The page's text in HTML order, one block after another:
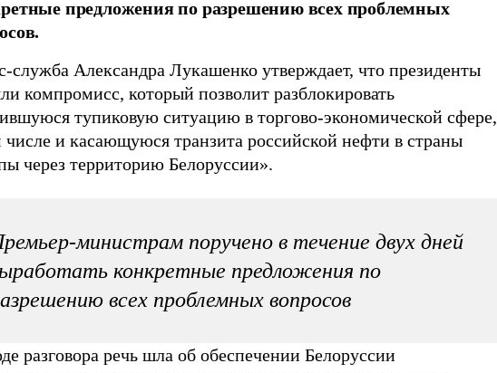
предложения по разрешению всех проблемных
служба Александра Лукашенко утверждает, что президенты
компромисс, который позволит разблокировать
тупиковую ситуацию в торгово-экономической сфере,
числе и касающуюся транзита российской нефти в страны
через территорию Белоруссии».
министрам поручено в течение двух дней
конкретные предложения по
всех проблемных вопросов
разговора речь шла об обеспечении Белоруссии